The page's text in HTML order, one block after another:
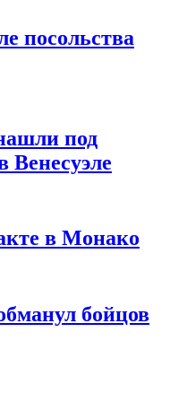
посольства
под
Венесуэле
в Монако
бойцов